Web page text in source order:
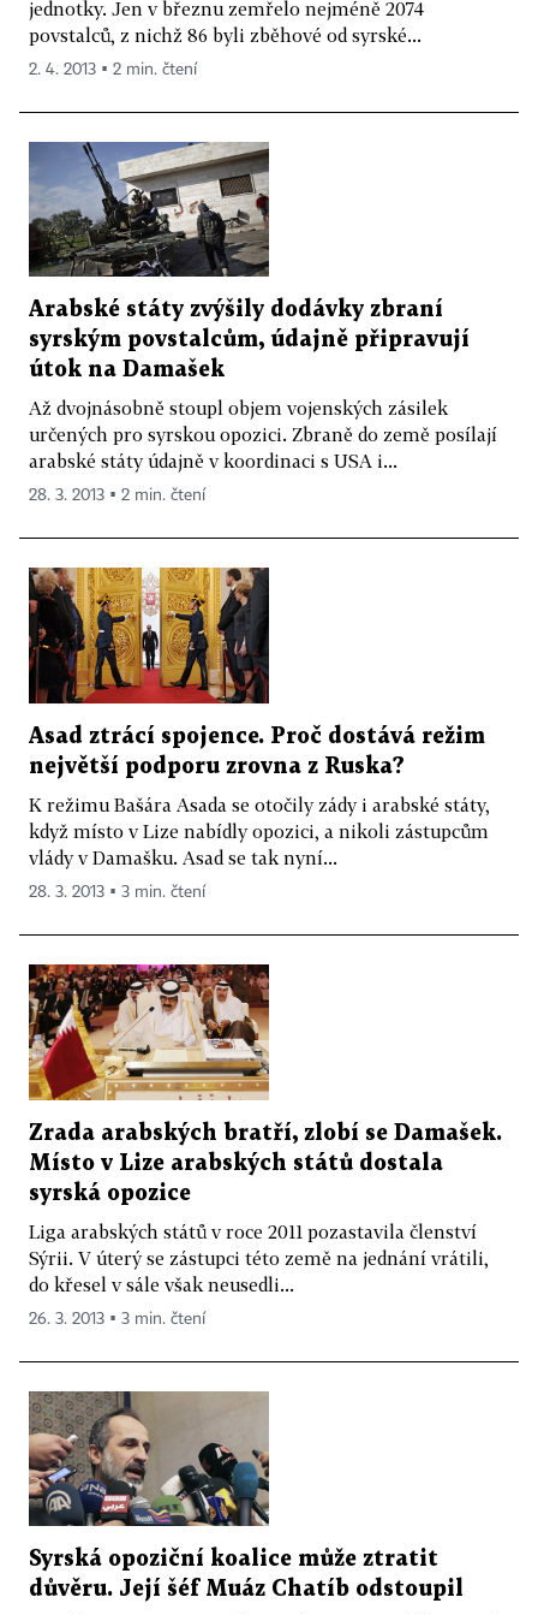
jednotky. Jen v březnu zemřelo nejméně 2074
povstalců, z nichž 86 byli zběhové od syrské...
2. 4. 2013 ▪ 2 min. čtení
Arabské státy zvýšily dodávky zbraní
syrským povstalcům, údajně připravují
útok na Damašek
Až dvojnásobně stoupl objem vojenských zásilek
určených pro syrskou opozici. Zbraně do země posílají
arabské státy údajně v koordinaci s USA i...
28. 3. 2013 ▪ 2 min. čtení
Asad ztrácí spojence. Proč dostává režim
největší podporu zrovna z Ruska?
K režimu Bašára Asada se otočily zády i arabské státy,
když místo v Lize nabídly opozici, a nikoli zástupcům
vlády v Damašku. Asad se tak nyní...
28. 3. 2013 ▪ 3 min. čtení
Zrada arabských bratří, zlobí se Damašek.
Místo v Lize arabských států dostala
syrská opozice
Liga arabských států v roce 2011 pozastavila členství
Sýrii. V úterý se zástupci této země na jednání vrátili,
do křesel v sále však neusedli...
26. 3. 2013 ▪ 3 min. čtení
Syrská opoziční koalice může ztratit
důvěru. Její šéf Muáz Chatíb odstoupil